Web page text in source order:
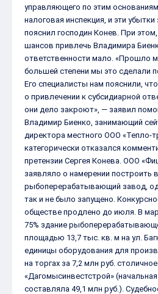
управляющего по этим
налоговая инспекция, и эти
пояснил господин Конев. При
шансов привлечь Владимира
ответственности мало. «Прошло
большей степени мы это сделали
Его специалисты нам пояснили,
о привлечении к субсидиарной
они дело закроют», — заявил
Владимир Биенко, занимающий
директора местного ООО «Тепло-
категорически отказался
претензии Сергея Конева. ООО
заявляло о намерении построить
рыбоперерабатывающий завод,
так и не было запущено.
обществе продлено до июля. В
75% здание
площадью 13,7 тыс. кв. м на ул.
единицы оборудования для
на торгах за 7,2 млн руб.
«Дагомысинвестстрой»
составляла 49,1 млн руб.).